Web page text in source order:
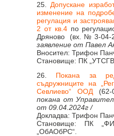
25. Допускане
изменение на
регулация и
2 от кв.4по
Дряново (вх.№3-04-
заявление от Павел
Вносител: Трифон
Становище: ПК
26. Покана за
съдружниците на
Севлиево“ ООД(62-
покана от
от 09.04.2024г /
Докладва: Трифон
Становище: ПК
„ОбАОбРС“.